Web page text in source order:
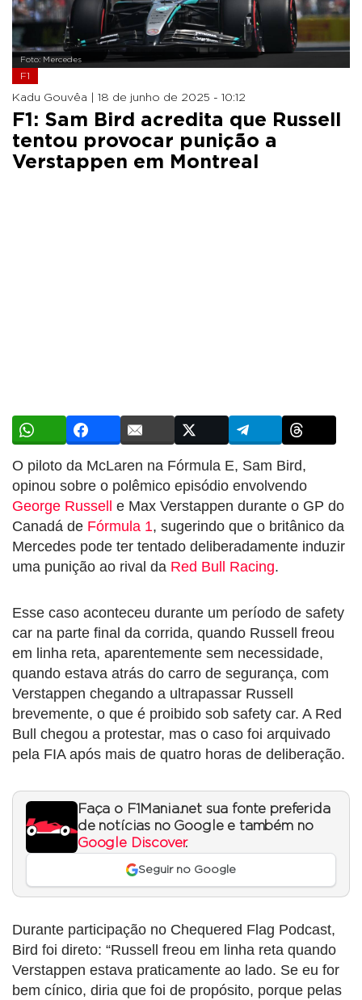
Foto: Mercedes
F1
Kadu Gouvêa | 18 de junho de 2025 - 10:12
F1: Sam Bird acredita que Russell
tentou provocar punição a
Verstappen em Montreal
O piloto da McLaren na Fórmula E, Sam Bird,
opinou sobre o polêmico episódio envolvendo
George Russell e Max Verstappen durante o GP do
Canadá de Fórmula 1, sugerindo que o britânico da
Mercedes pode ter tentado deliberadamente induzir
uma punição ao rival da Red Bull Racing.
Esse caso aconteceu durante um período de safety
car na parte final da corrida, quando Russell freou
em linha reta, aparentemente sem necessidade,
quando estava atrás do carro de segurança, com
Verstappen chegando a ultrapassar Russell
brevemente, o que é proibido sob safety car. A Red
Bull chegou a protestar, mas o caso foi arquivado
pela FIA após mais de quatro horas de deliberação.
Faça o F1Mania.net sua fonte preferida
de notícias no Google e também no
Google Discover.
Seguir no Google
Durante participação no Chequered Flag Podcast,
Bird foi direto: “Russell freou em linha reta quando
Verstappen estava praticamente ao lado. Se eu for
bem cínico, diria que foi de propósito, porque pelas